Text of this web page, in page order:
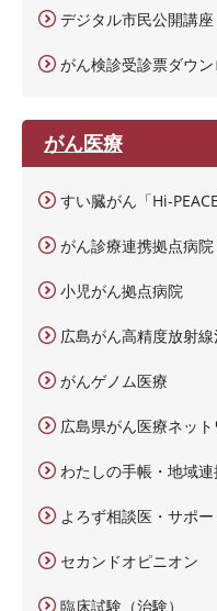
デジタル市民公開講座
がん検診受診票ダウン
がん医療
すい臓がん「Hi-
がん診療連携拠点病院
小児がん拠点病院
広島がん高精度放射線
がんゲノム医療
広島県がん医療ネット
わたしの手帳・地域連
よろず相談医・サポ
セカンドオピニオン
臨床試験（治験）